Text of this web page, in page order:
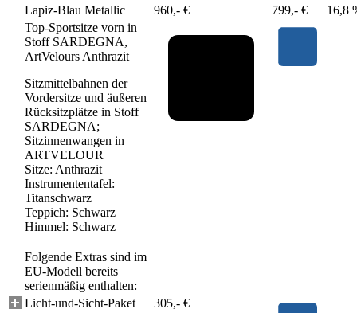
Lapiz-Blau Metallic 960,- € 799,- €
16,8
Top-Sportsitze vorn in
Stoff SARDEGNA,
ArtVelours Anthrazit
Sitzmittelbahnen der
Vordersitze und äußeren
Rücksitzplätze in Stoff
SARDEGNA;
Sitzinnenwangen in
ARTVELOUR
Sitze: Anthrazit
Instrumententafel:
Titanschwarz
Teppich: Schwarz
Himmel: Schwarz
Folgende Extras sind im
EU-Modell bereits
serienmäßig enthalten:
Licht-und-Sicht-Paket
305,- €